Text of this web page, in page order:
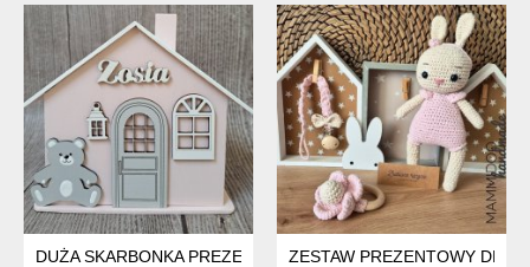
DUŻA SKARBONKA PREZENT NA CHRZESTZESTAW PREZENTOWY DLA